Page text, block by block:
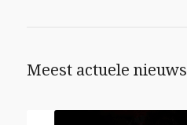
Meest actuele nieuws